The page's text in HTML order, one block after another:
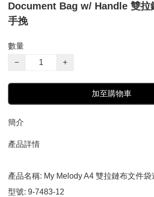
Document Bag w/ Handle 雙拉
手挽
數量
−
+
加至購物車
簡介
產品詳情
產品名稱: My Melody A4 雙拉鏈布文件袋
型號: 9-7483-12